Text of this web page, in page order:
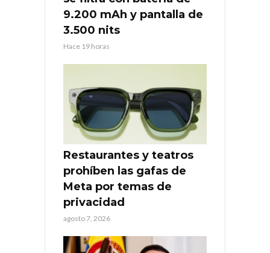
9.200 mAh y pantalla de
3.500 nits
Hace 19 horas
Restaurantes y teatros
prohíben las gafas de
Meta por temas de
privacidad
agosto 7, 2026